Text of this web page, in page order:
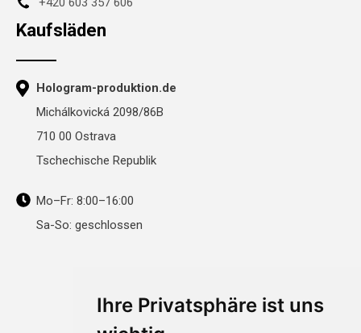
Ihre Privatsphäre ist uns
Kaufsläden
Hologram-produktion.de
Michálkovická 2098/86B
710 00 Ostrava
Tschechische Republik
Mo–Fr: 8:00–16:00
Sa-So: geschlossen